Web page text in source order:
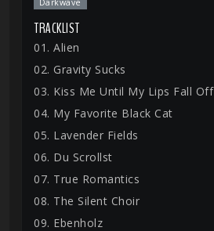
Darkwave
TRACKLIST
01. Alien
02. Gravity Sucks
03. Kiss Me Until My Lips Fall Off
04. My Favorite Black Cat
05. Lavender Fields
06. Du Scrollst
07. True Romantics
08. The Silent Choir
09. Ebenholz